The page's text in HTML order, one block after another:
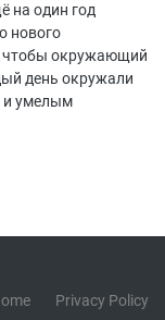
на один год
нового
чтобы окружающий
день окружали
и умелым
Privacy Policy